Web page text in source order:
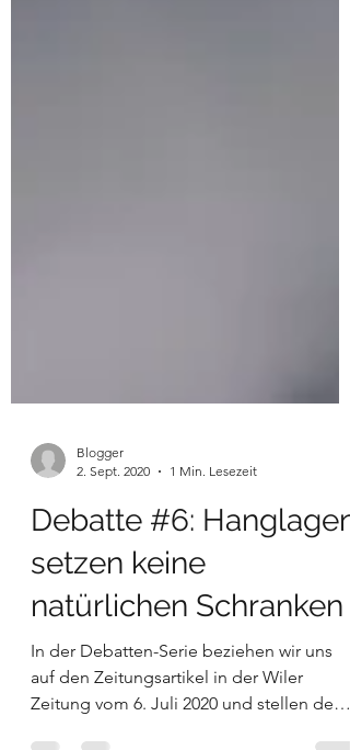
2. Sept. 2020
1 Min. Lesezeit
Debatte #6: Hanglagen
setzen keine
natürlichen Schranken